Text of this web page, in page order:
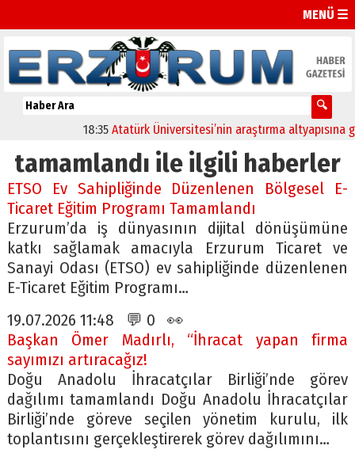
MENÜ ☰
18:35 Atatürk Üniversitesi’nin araştırma altyapısına
tamamlandı ile ilgili haberler
ETSO Ev Sahipliğinde Düzenlenen Bölgesel E-
Ticaret Eğitim Programı Tamamlandı
Erzurum’da iş dünyasının dijital dönüşümüne
katkı sağlamak amacıyla Erzurum Ticaret ve
Sanayi Odası (ETSO) ev sahipliğinde düzenlenen
E-Ticaret Eğitim Programı…
19.07.2026 11:48 💬 0 👀
Başkan Ömer Madırlı, “İhracat yapan firma
sayımızı artıracağız!
Doğu Anadolu İhracatçılar Birliği’nde görev
dağılımı tamamlandı Doğu Anadolu İhracatçılar
Birliği’nde göreve seçilen yönetim kurulu, ilk
toplantısını gerçekleştirerek görev dağılımını…